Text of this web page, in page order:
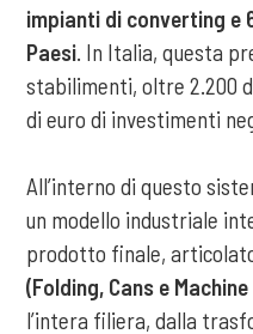
impianti di converting
Paesi. In Italia, questa
stabilimenti, oltre 2.200
di euro di investimenti
All’interno di questo
un modello industriale
prodotto finale,
(Folding, Cans e
l’intera filiera, dalla